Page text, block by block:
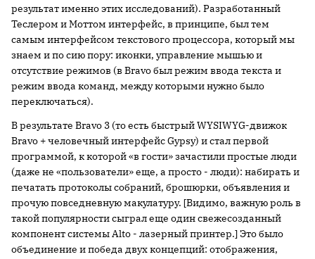
результат именно этих исследований). Разработанный
Теслером и Моттом интерфейс, в принципе, был тем
самым интерфейсом текстового процессора, который мы
знаем и по сию пору: иконки, управление мышью и
отсутствие режимов (в Bravo был режим ввода текста и
режим ввода команд, между которыми нужно было
переключаться).
В результате Bravo 3 (то есть быстрый WYSIWYG-движок
Bravo + человечный интерфейс Gypsy) и стал первой
программой, к которой «в гости» зачастили простые люди
(даже не «пользователи» еще, а просто - люди): набирать и
печатать протоколы собраний, брошюрки, объявления и
прочую повседневную макулатуру. [Видимо, важную роль в
такой популярности сыграл еще один свежесозданный
компонент системы Alto - лазерный принтер.] Это было
объединение и победа двух концепций: отображения,